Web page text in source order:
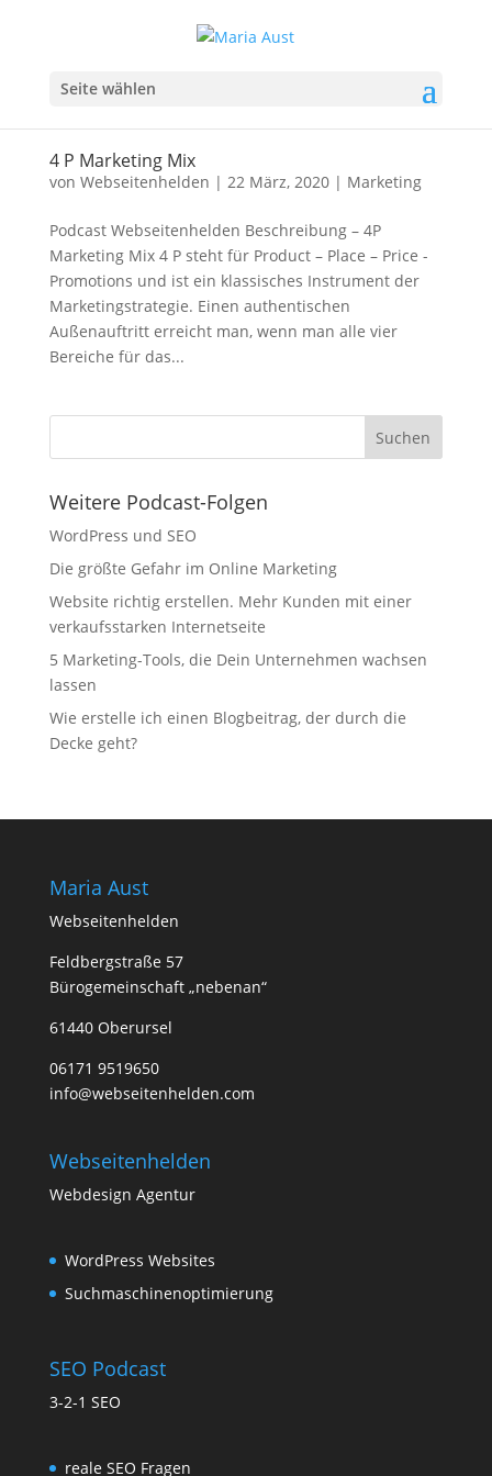
Seite wählen
4 P Marketing Mix
von Webseitenhelden | 22 März, 2020| Marketing
Podcast Webseitenhelden Beschreibung – 4P
Marketing Mix 4 P steht für Product – Place – Price -
Promotions und ist ein klassisches Instrument der
Marketingstrategie. Einen authentischen
Außenauftritt erreicht man, wenn man alle vier
Bereiche für das...
Weitere Podcast-Folgen
WordPress und SEO
Die größte Gefahr im Online Marketing
Website richtig erstellen. Mehr Kunden mit einer
verkaufsstarken Internetseite
5 Marketing-Tools, die Dein Unternehmen wachsen
lassen
Wie erstelle ich einen Blogbeitrag, der durch die
Decke geht?
Maria Aust
Webseitenhelden
Feldbergstraße 57
Bürogemeinschaft „nebenan“
61440 Oberursel
06171 9519650
info@webseitenhelden.com
Webseitenhelden
Webdesign Agentur
WordPress Websites
Suchmaschinenoptimierung
SEO Podcast
3-2-1 SEO
reale SEO Fragen